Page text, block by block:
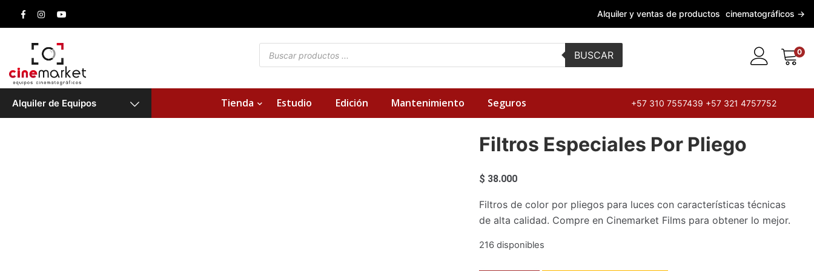
Alquiler y ventas de productos cinematográficos →
de
BUSCAR 0
Alquiler de Equipos Tienda Estudio Edición Mantenimiento Seguros +57 310 7557439 +57 321 4757752
Filtros Especiales Por Pliego
$ 38.000
Filtros de color por pliegos para luces con características técnicas
de alta calidad. Compre en Cinemarket Films para obtener lo mejor.
216 disponibles